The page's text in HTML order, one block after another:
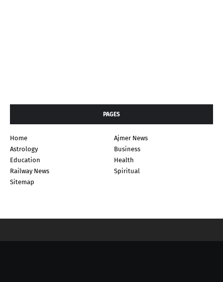
PAGES
Home
Ajmer News
Astrology
Business
Education
Health
Railway News
Spiritual
Sitemap